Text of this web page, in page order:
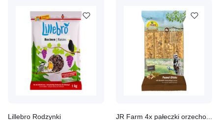
Lillebro Rodzynki